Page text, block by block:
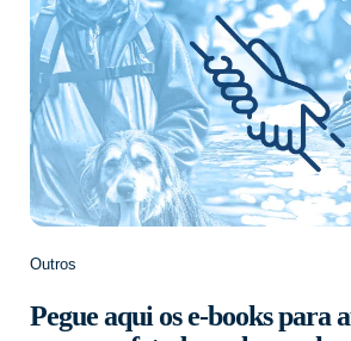
Outros
Pegue aqui os e-books para